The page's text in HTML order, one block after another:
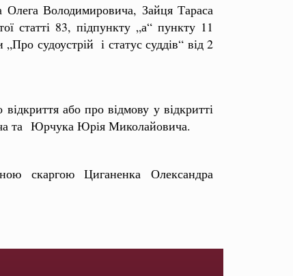
Олега Володимировича, Зайця Тараса
статті 83, підпункту „а“ пункту 11
судоустрій і статус суддів“ від 2
або про відмову у відкритті
та Юрчука Юрія Миколайовича.
скаргою Циганенка Олександра